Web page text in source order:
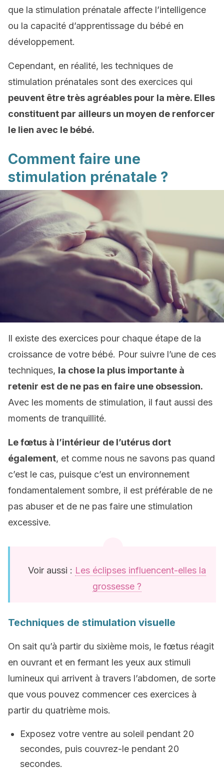
que la stimulation prénatale affecte l’intelligence
ou la capacité d’apprentissage du bébé en
développement.
Cependant, en réalité, les techniques de
stimulation prénatales sont des exercices qui
peuvent être très agréables pour la mère. Elles
constituent par ailleurs un moyen de renforcer
le lien avec le bébé.
Comment faire une
stimulation prénatale ?
Il existe des exercices pour chaque étape de la
croissance de votre bébé. Pour suivre l’une de ces
techniques, la chose la plus importante à
retenir est de ne pas en faire une obsession.
Avec les moments de stimulation, il faut aussi des
moments de tranquillité.
Le fœtus à l’intérieur de l’utérus dort
également, et comme nous ne savons pas quand
c’est le cas, puisque c’est un environnement
fondamentalement sombre, il est préférable de ne
pas abuser et de ne pas faire une stimulation
excessive.
Voir aussi : Les éclipses influencent-elles la
grossesse ?
Techniques de stimulation visuelle
On sait qu’à partir du sixième mois, le fœtus réagit
en ouvrant et en fermant les yeux aux stimuli
lumineux qui arrivent à travers l’abdomen, de sorte
que vous pouvez commencer ces exercices à
partir du quatrième mois.
Exposez votre ventre au soleil pendant 20
secondes, puis couvrez-le pendant 20
secondes.